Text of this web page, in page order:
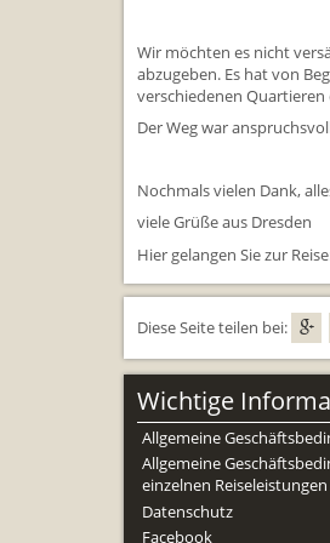
Wir möchten es nicht
abzugeben. Es hat von
verschiedenen Quartieren
Der Weg war
Nochmals vielen Dank,
viele Grüße aus Dresden
Hier gelangen Sie zur
Diese Seite teilen bei:
Wichtige
Allgemeine
Allgemeine
einzelnen Reiseleistungen
Datenschutz
Facebook